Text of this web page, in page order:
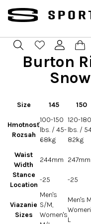
obsah
Hľadať
Burton
Size 145 150
Hmotnosť
Rozsah
100-150
lbs. / 45-
68kg
120-180
lbs. /
82kg
Waist
Width
244mm 247mm
Stance
Location
-25 -25
Viazanie
Sizes
Men's
S/M,
Women's
Men's
L